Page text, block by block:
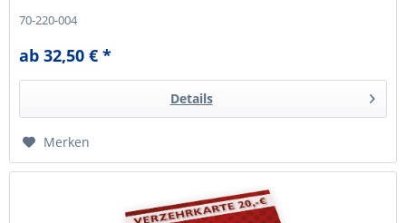
70-220-004
ab 32,50 € *
Details
Merken